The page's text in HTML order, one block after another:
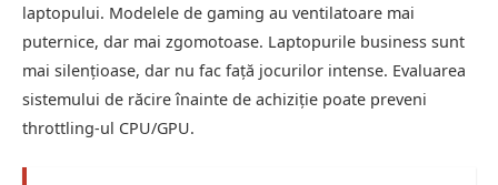
laptopului. Modelele de gaming au ventilatoare mai
puternice, dar mai zgomotoase. Laptopurile business sunt
mai silențioase, dar nu fac față jocurilor intense. Evaluarea
sistemului de răcire înainte de achiziție poate preveni
throttling-ul CPU/GPU.